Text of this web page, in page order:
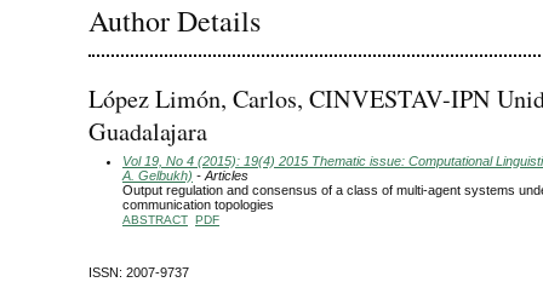
Author Details
López Limón, Carlos, CINVESTAV-IPN
Guadalajara
Vol 19, No 4 (2015): 19(4) 2015 Thematic issue: Computational
A. Gelbukh) - Articles
Output regulation and consensus of a class of multi-agent systems
communication topologies
ABSTRACT PDF
ISSN: 2007-9737